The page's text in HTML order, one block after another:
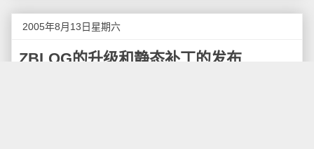
2005年8月13日星期六
ZBLOG的升级和静态补丁的发布